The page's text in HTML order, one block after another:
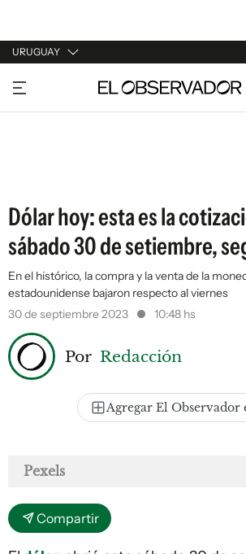
URUGUAY
URUGUAY
ARGENTINA
Dólar hoy: esta es la
sábado 30 de setiembre,
En el histórico, la compra y la venta de la
estadounidense bajaron respecto al viernes
30 de septiembre 2023
10:48 hs
Por Redacción
Agregar El Observador
Pexels
Compartir